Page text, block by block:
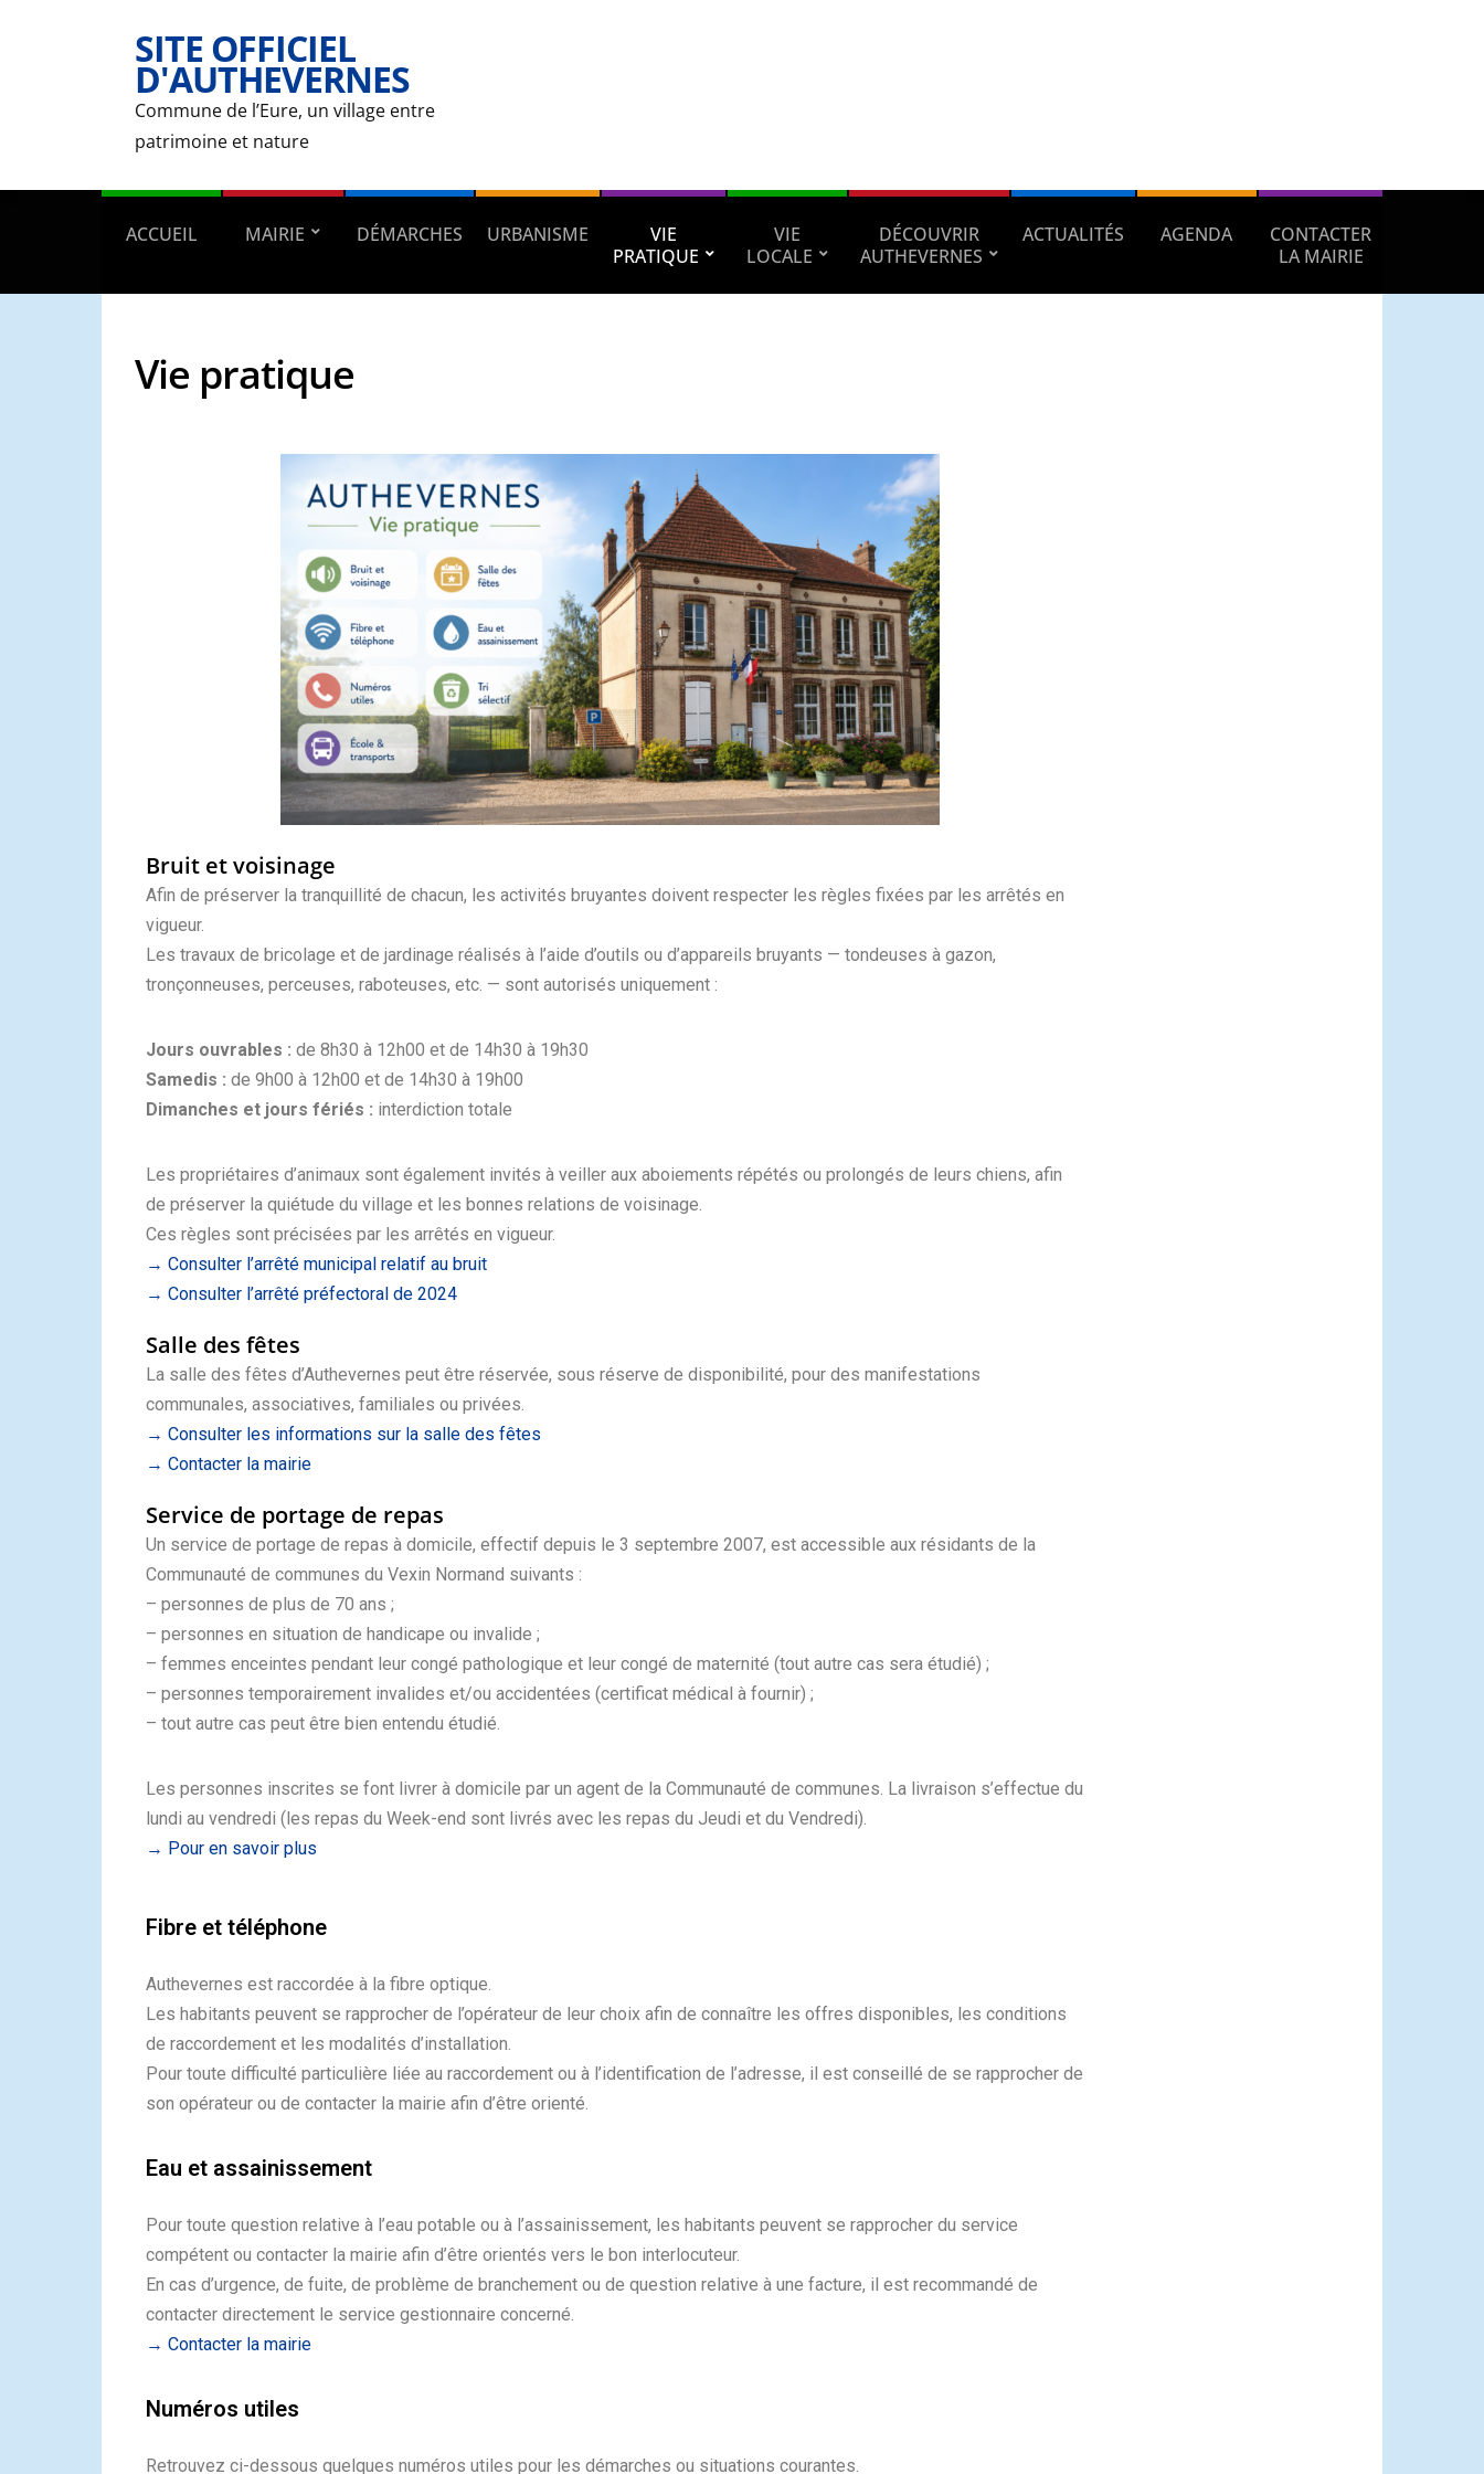
SITE OFFICIEL
D'AUTHEVERNES
Commune de l’Eure, un village entre
patrimoine et nature
ACCUEIL MAIRIE DÉMARCHES URBANISME
VIE
PRATIQUE
VIE
LOCALE
DÉCOUVRIR
AUTHEVERNES
ACTUALITÉS AGENDA
CONTACTER
LA MAIRIE
Vie pratique
Bruit et voisinage
Afin de préserver la tranquillité de chacun, les activités bruyantes doivent respecter les règles fixées par les arrêtés en
vigueur.
Les travaux de bricolage et de jardinage réalisés à l’aide d’outils ou d’appareils bruyants — tondeuses à gazon,
tronçonneuses, perceuses, raboteuses, etc. — sont autorisés uniquement :
Jours ouvrables : de 8h30 à 12h00 et de 14h30 à 19h30
Samedis : de 9h00 à 12h00 et de 14h30 à 19h00
Dimanches et jours fériés : interdiction totale
Les propriétaires d’animaux sont également invités à veiller aux aboiements répétés ou prolongés de leurs chiens, afin
de préserver la quiétude du village et les bonnes relations de voisinage.
Ces règles sont précisées par les arrêtés en vigueur.
→ Consulter l’arrêté municipal relatif au bruit
→ Consulter l’arrêté préfectoral de 2024
Salle des fêtes
La salle des fêtes d’Authevernes peut être réservée, sous réserve de disponibilité, pour des manifestations
communales, associatives, familiales ou privées.
→ Consulter les informations sur la salle des fêtes
→ Contacter la mairie
Service de portage de repas
Un service de portage de repas à domicile, effectif depuis le 3 septembre 2007, est accessible aux résidants de la
Communauté de communes du Vexin Normand suivants :
– personnes de plus de 70 ans ;
– personnes en situation de handicape ou invalide ;
– femmes enceintes pendant leur congé pathologique et leur congé de maternité (tout autre cas sera étudié) ;
– personnes temporairement invalides et/ou accidentées (certificat médical à fournir) ;
– tout autre cas peut être bien entendu étudié.
Les personnes inscrites se font livrer à domicile par un agent de la Communauté de communes. La livraison s’effectue du
lundi au vendredi (les repas du Week-end sont livrés avec les repas du Jeudi et du Vendredi).
→ Pour en savoir plus
Fibre et téléphone
Authevernes est raccordée à la fibre optique.
Les habitants peuvent se rapprocher de l’opérateur de leur choix afin de connaître les offres disponibles, les conditions
de raccordement et les modalités d’installation.
Pour toute difficulté particulière liée au raccordement ou à l’identification de l’adresse, il est conseillé de se rapprocher de
son opérateur ou de contacter la mairie afin d’être orienté.
Eau et assainissement
Pour toute question relative à l’eau potable ou à l’assainissement, les habitants peuvent se rapprocher du service
compétent ou contacter la mairie afin d’être orientés vers le bon interlocuteur.
En cas d’urgence, de fuite, de problème de branchement ou de question relative à une facture, il est recommandé de
contacter directement le service gestionnaire concerné.
→ Contacter la mairie
Numéros utiles
Retrouvez ci-dessous quelques numéros utiles pour les démarches ou situations courantes.